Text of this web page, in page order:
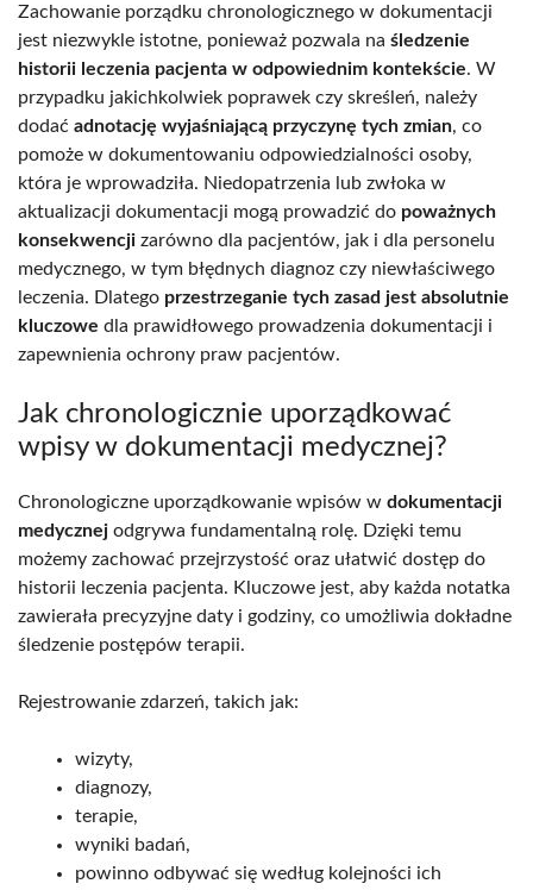
Zachowanie porządku chronologicznego w dokumentacji
jest niezwykle istotne, ponieważ pozwala na śledzenie
historii leczenia pacjenta w odpowiednim kontekście. W
przypadku jakichkolwiek poprawek czy skreśleń, należy
dodać adnotację wyjaśniającą przyczynę tych zmian, co
pomoże w dokumentowaniu odpowiedzialności osoby,
która je wprowadziła. Niedopatrzenia lub zwłoka w
aktualizacji dokumentacji mogą prowadzić do poważnych
konsekwencji zarówno dla pacjentów, jak i dla personelu
medycznego, w tym błędnych diagnoz czy niewłaściwego
leczenia. Dlatego przestrzeganie tych zasad jest absolutnie
kluczowe dla prawidłowego prowadzenia dokumentacji i
zapewnienia ochrony praw pacjentów.
Jak chronologicznie uporządkować
wpisy w dokumentacji medycznej?
Chronologiczne uporządkowanie wpisów w dokumentacji
medycznej odgrywa fundamentalną rolę. Dzięki temu
możemy zachować przejrzystość oraz ułatwić dostęp do
historii leczenia pacjenta. Kluczowe jest, aby każda notatka
zawierała precyzyjne daty i godziny, co umożliwia dokładne
śledzenie postępów terapii.
Rejestrowanie zdarzeń, takich jak:
wizyty,
diagnozy,
terapie,
wyniki badań,
powinno odbywać się według kolejności ich